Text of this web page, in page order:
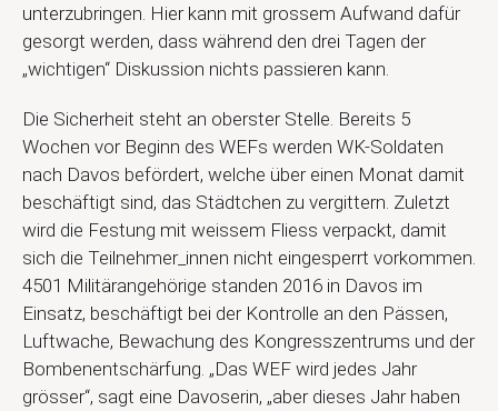
unterzubringen. Hier kann mit grossem Aufwand dafür
gesorgt werden, dass während den drei Tagen der
„wichtigen“ Diskussion nichts passieren kann.
Die Sicherheit steht an oberster Stelle. Bereits 5
Wochen vor Beginn des WEFs werden WK-Soldaten
nach Davos befördert, welche über einen Monat damit
beschäftigt sind, das Städtchen zu vergittern. Zuletzt
wird die Festung mit weissem Fliess verpackt, damit
sich die Teilnehmer_innen nicht eingesperrt vorkommen.
4501 Militärangehörige standen 2016 in Davos im
Einsatz, beschäftigt bei der Kontrolle an den Pässen,
Luftwache, Bewachung des Kongresszentrums und der
Bombenentschärfung. „Das WEF wird jedes Jahr
grösser“, sagt eine Davoserin, „aber dieses Jahr haben